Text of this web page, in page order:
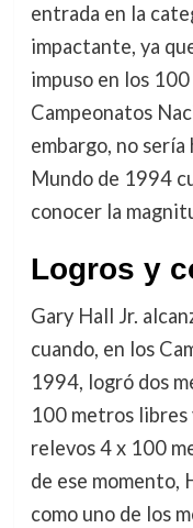
entrada en la
impactante, ya
impuso en los
Campeonatos
embargo, no
Mundo de 1994
conocer la
Logros y
Gary Hall Jr.
cuando, en los
1994, logró dos
100 metros libres
relevos 4 x 100
de ese momento,
como uno de los